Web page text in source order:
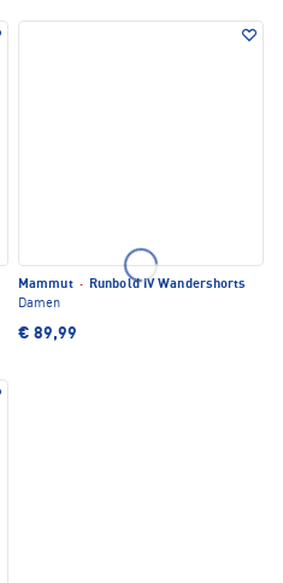
Mammut · Runbold IV Wandershorts
Damen
€ 89,99